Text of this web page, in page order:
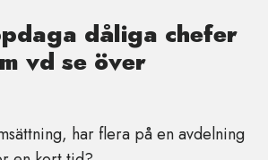
dåliga chefer
vd se över
har flera på en avdelning